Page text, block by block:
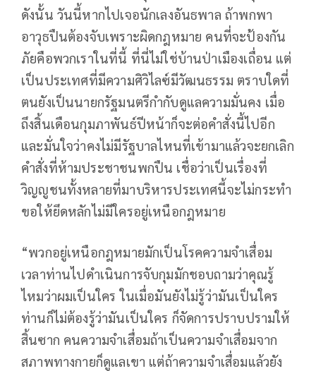
ดังนั้น วันนี้หากไปเจอนักเลงอันธพาล ถ้าพกพา
อาวุธปืนต้องจับเพราะผิดกฎหมาย คนที่จะป้องกัน
ภัยคือพวกเราในที่นี้ ที่นี่ไม่ใช่บ้านป่าเมืองเถื่อน แต่
เป็นประเทศที่มีความศิวิไลซ์มีวัฒนธรรม ตราบใดที่
ตนยังเป็นนายกรัฐมนตรีกำกับดูแลความมั่นคง เมื่อ
ถึงสิ้นเดือนกุมภาพันธ์ปีหน้าก็จะต่อคำสั่งนี้ไปอีก
และมั่นใจว่าคงไม่มีรัฐบาลไหนที่เข้ามาแล้วจะยกเลิก
คำสั่งที่ห้ามประชาชนพกปืน เชื่อว่าเป็นเรื่องที่
วิญญูชนทั้งหลายที่มาบริหารประเทศนี้จะไม่กระทำ
ขอให้ยึดหลักไม่มีใครอยู่เหนือกฎหมาย
“พวกอยู่เหนือกฎหมายมักเป็นโรคความจำเสื่อม
เวลาท่านไปดำเนินการจับกุมมักชอบถามว่าคุณรู้
ไหมว่าผมเป็นใคร ในเมื่อมันยังไม่รู้ว่ามันเป็นใคร
ท่านก็ไม่ต้องรู้ว่ามันเป็นใคร ก็จัดการปราบปรามให้
สิ้นซาก คนความจำเสื่อมถ้าเป็นความจำเสื่อมจาก
สภาพทางกายก็ดูแลเขา แต่ถ้าความจำเสื่อมแล้วยัง